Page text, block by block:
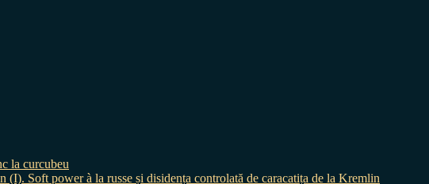
la curcubeu
Soft power à la russe și disidența controlată de caracatița de la Kremlin